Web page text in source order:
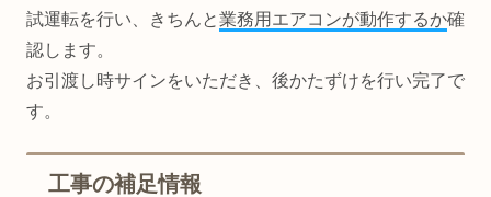
試運転を行い、きちんと業務用エアコンが動作するか確
認します。
お引渡し時サインをいただき、後かたずけを行い完了で
す。
工事の補足情報